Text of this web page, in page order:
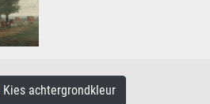
Kies achtergrondkleur